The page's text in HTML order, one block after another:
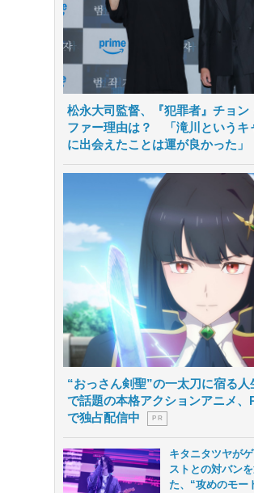
松永大司監督、『犯罪者』チョン
ファー理由は？ 「滝川というキ
に出会えたことは運が良かった」
“おっさん剣聖”の一太刀に宿る
で話題の本格アクションアニメ
で独占配信中
P R
キタニタツヤが
ストとの対バン
た、“攻めのモー